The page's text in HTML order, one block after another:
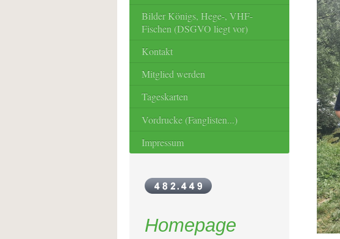
Bilder Königs, Hege-, VHF-
Fischen (DSGVO liegt vor)
Kontakt
Mitglied werden
Tageskarten
Vordrucke (Fanglisten...)
Impressum
Homepage